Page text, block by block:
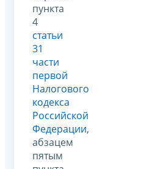
пункта
4
статьи
31
части
первой
Налогового
кодекса
Российской
Федерации,
абзацем
пятым